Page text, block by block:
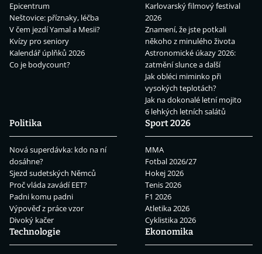
Epicentrum
Neštovice: příznaky, léčba
V čem jezdí Yamal a Mesii?
Kvízy pro seniory
Kalendář úplňků 2026
Co je bodycount?
Karlovarský filmový festival
2026
Znamení, že jste potkali
někoho z minulého života
Astronomické úkazy 2026:
zatmění slunce a další
Jak obléci miminko při
vysokých teplotách?
Jak na dokonalé letní mojito
6 lehkých letních salátů
Politika
Nová superdávka: kdo na ní
dosáhne?
Sjezd sudetských Němců
Proč vláda zavádí EET?
Padni komu padni
Výpověď z práce vzor
Divoký kačer
Sport 2026
MMA
Fotbal 2026/27
Hokej 2026
Tenis 2026
F1 2026
Atletika 2026
Cyklistika 2026
Technologie
Ekonomika